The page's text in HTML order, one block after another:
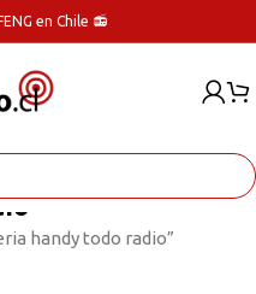
en Chile 📻
handy todo radio”